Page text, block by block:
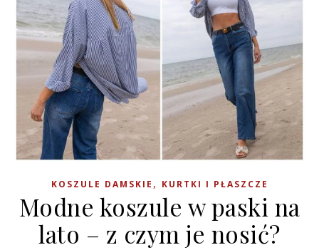
KOSZULE DAMSKIE , KURTKI I PŁASZCZE
Modne koszule w paski na
lato – z czym je nosić?